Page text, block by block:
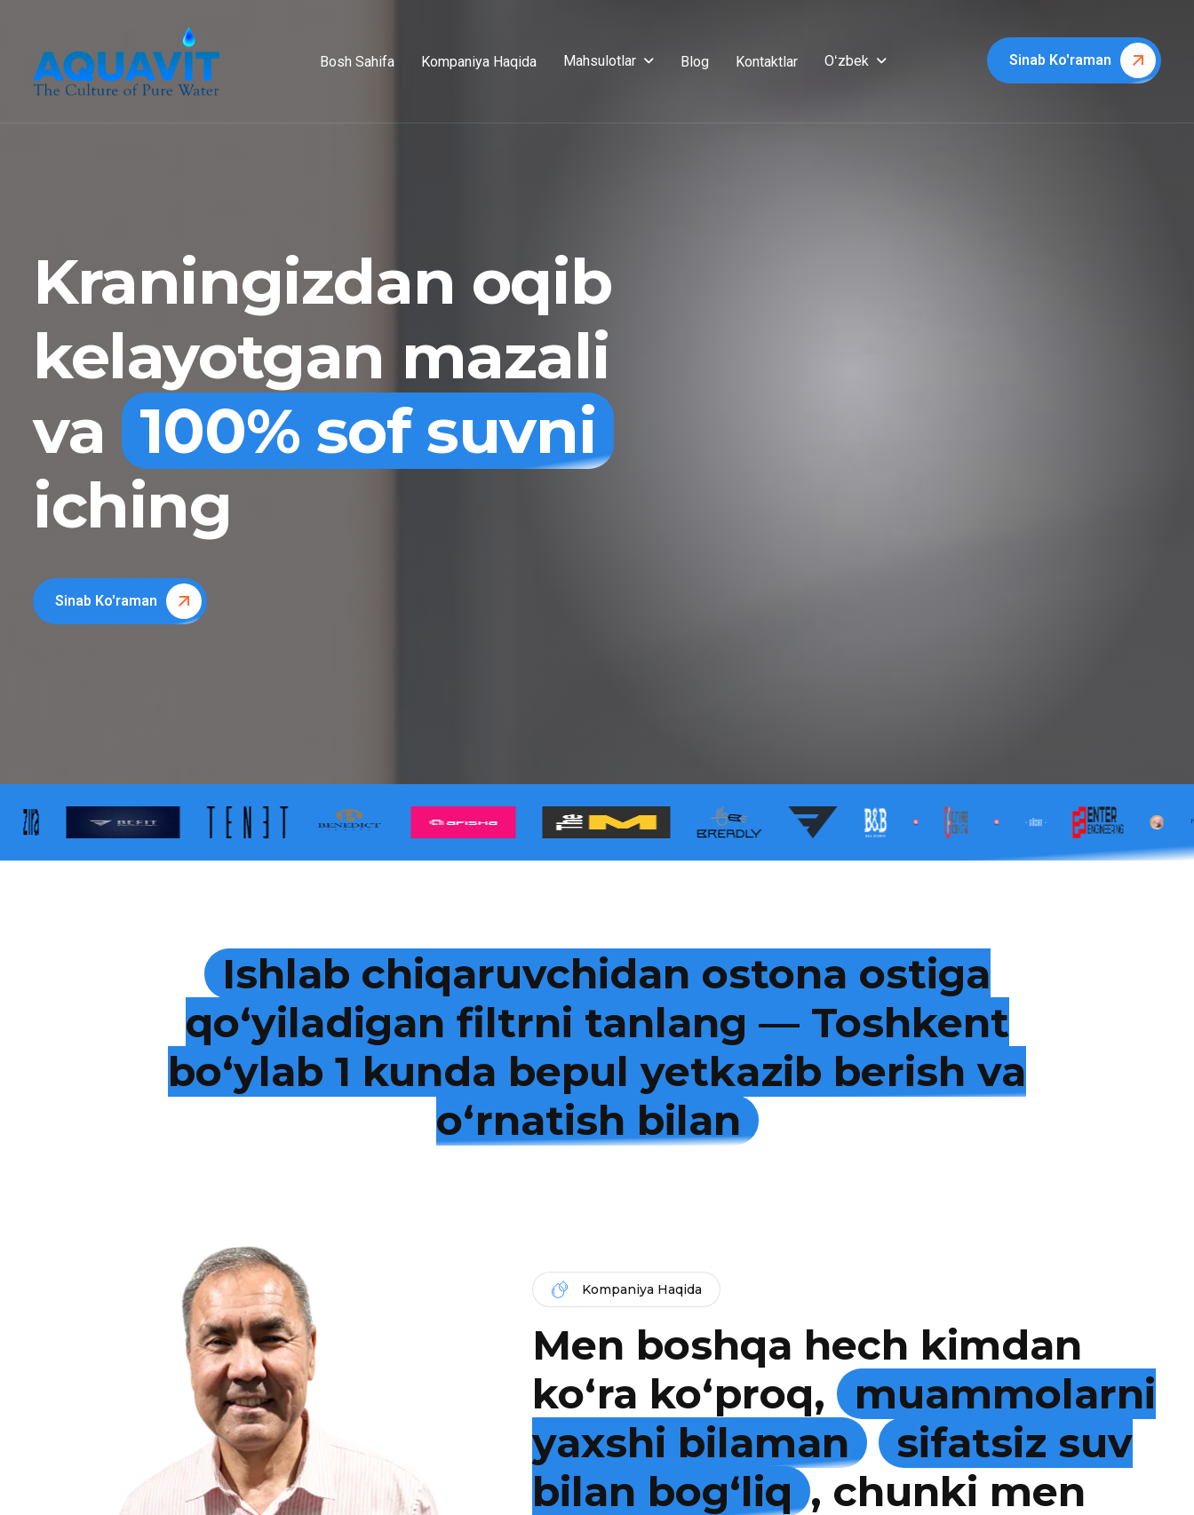
Bosh Sahifa Kompaniya Haqida Mahsulotlar Blog Kontaktlar Oʻzbek Sinab Ko'raman
Kraningizdan oqib
kelayotgan mazali
va 100% sof suvni
iching
Sinab Ko'raman
Ishlab chiqaruvchidan ostona ostiga
qo‘yiladigan filtrni tanlang — Toshkent
bo‘ylab 1 kunda bepul yetkazib berish va
o‘rnatish bilan
Kompaniya Haqida
Men boshqa hech kimdan
ko‘ra ko‘proq,
muammolarni
yaxshi bilaman
sifatsiz suv
bilan bog‘liq , chunki men